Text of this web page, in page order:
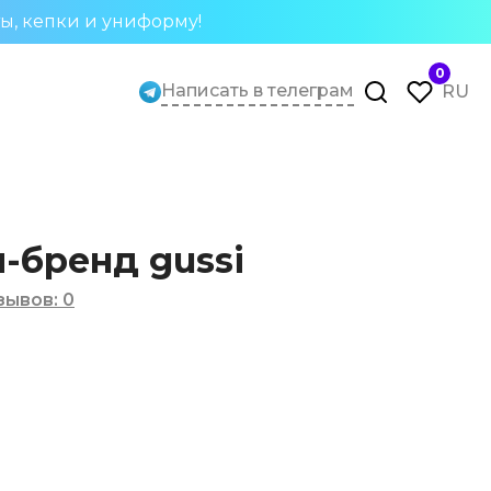
кепки и униформу!
Написать в телеграм
0
RU
бренд gussi
: 0